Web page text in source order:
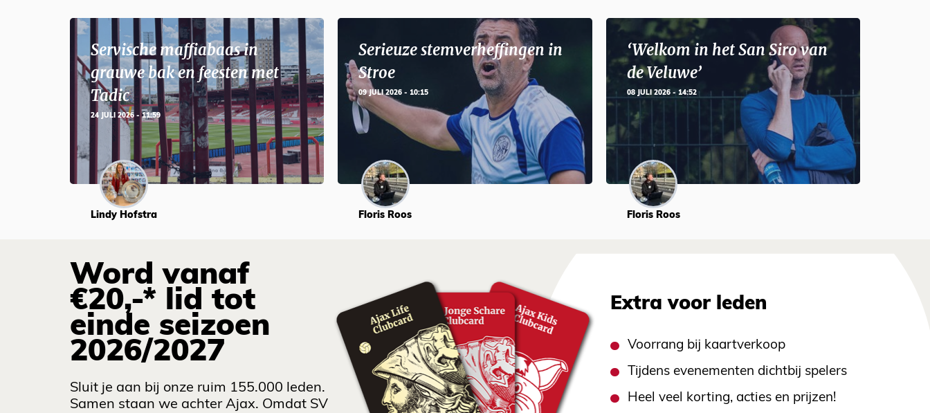
Servische maffiabaas in
grauwe bak en feesten met
Tadic
24 JULI 2026 - 11:59
Lindy Hofstra
Serieuze stemverheffingen in
Stroe
09 JULI 2026 - 10:15
Floris Roos
‘Welkom in het San Siro van
de Veluwe’
08 JULI 2026 - 14:52
Floris Roos
Word vanaf
€20,-* lid tot
einde seizoen
2026/2027
Sluit je aan bij onze ruim 155.000 leden.
Samen staan we achter Ajax. Omdat SV
Extra voor leden
Voorrang bij kaartverkoop
Tijdens evenementen dichtbij spelers
Heel veel korting, acties en prijzen!